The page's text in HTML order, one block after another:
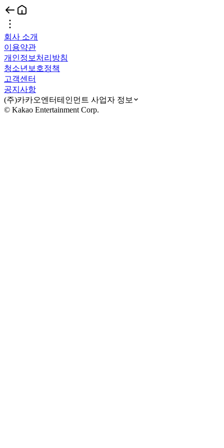
회사 소개
이용약관
개인정보처리방침
청소년보호정책
고객센터
공지사항
(주)카카오엔터테인먼트 사업자 정보
© Kakao Entertainment Corp.